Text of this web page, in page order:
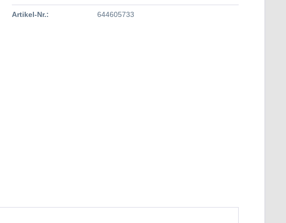
Artikel-Nr.: 644605733